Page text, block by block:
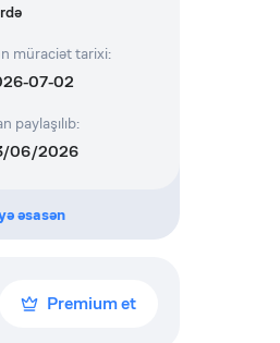
müraciət tarixi:
07-02
paylaşılıb:
06/2026
əsasən
Premium et